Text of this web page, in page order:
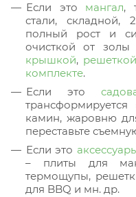
Если это мангал,
стали, складной,
полный рост и
очисткой от золы
крышкой,
комплекте.
Если это
камин, жаровню
переставьте
Если это
– плиты для
термощупы,
для BBQ и мн. др.